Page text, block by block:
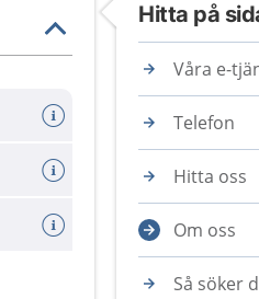
Hitta på
Våra e-
Telefon
Hitta oss
Om oss
Så söker